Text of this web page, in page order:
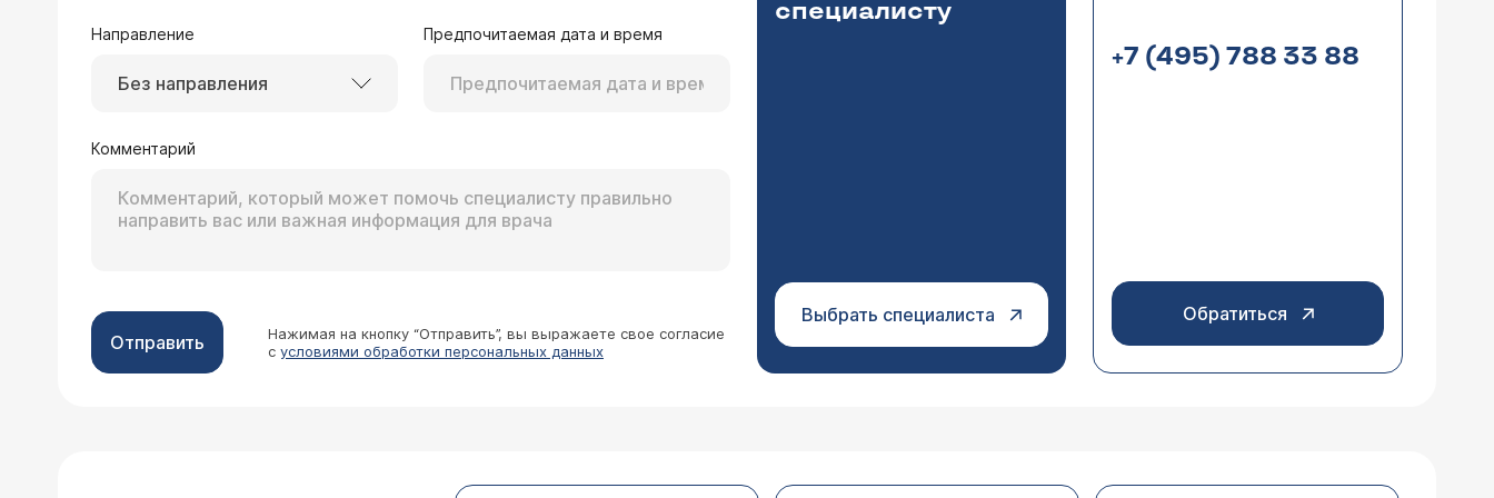
06.08.2008 Светлана, 38 лет, Энергодар
время опять болен ангиной лакунарной. Лечились в острый период - флемоксин, флемоклав, сумамед, цефазолин,
иммунопрепараты. Эффекта нет. А всего за его жизнь - 10 ангин. Наш местный лор предлагает однозначно удалять гланды.
У нас в городе из - за его возраста этого не делают. В области и не отказывают, и не берутся. Что же нам делать, как нам
Врач — оториноларинголог Дебрянский Владимир Алексеевич
Уважаемая Светлана! Для удаления миндалин, если это необходимо, возраст не имеет значения. А вот оперировать на
фоне активного воспалительного процесса действительно опасно, необходимо добиться ремиссии. К сожалению,
что вы далеко, и мы не можем вам помочь. Нужно искать опытного ЛОР - врача клинициста и инфекциониста, возможно
иммунолога. Искать нужно в крупных клиниках, это самое важное - найти опытного врача.
Направление
Без направления
Предпочитаемая дата и время
Комментарий
Отправить
Нажимая на кнопку “Отправить”, вы выражаете свое согласие
с условиями обработки персональных данных
специалисту
Выбрать специалиста
+7 (495) 788 33 88
Обратиться